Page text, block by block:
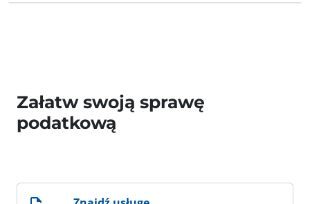
Załatw swoją sprawę
podatkową